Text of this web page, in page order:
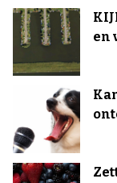
en